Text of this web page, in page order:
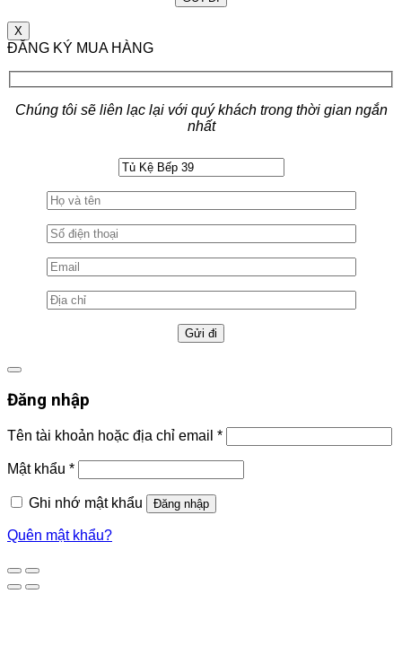
X
ĐĂNG KÝ MUA HÀNG
Chúng tôi sẽ liên lạc lại với quý khách trong thời gian ngắn
nhất
Đăng nhập
Tên tài khoản hoặc địa chỉ email *
Mật khẩu *
Ghi nhớ mật khẩu Đăng nhập
Quên mật khẩu?